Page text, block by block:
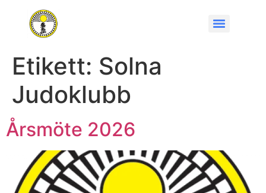
Etikett: Solna
Judoklubb
Årsmöte 2026